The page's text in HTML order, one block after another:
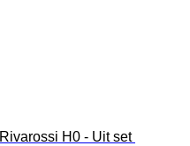
Rivarossi H0 - Uit set